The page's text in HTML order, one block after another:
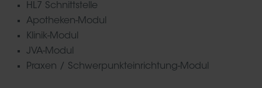
HL7 Schnittstelle
Apotheken-Modul
Klinik-Modul
JVA-Modul
Praxen / Schwerpunkteinrichtung-Modul